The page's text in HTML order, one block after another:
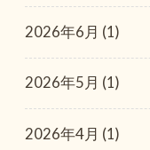
2026年6月 (1)
2026年5月 (1)
2026年4月 (1)